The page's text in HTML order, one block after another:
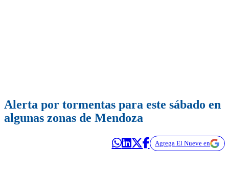
Alerta por tormentas para este sábado en
algunas zonas de Mendoza
Agrega El Nueve en